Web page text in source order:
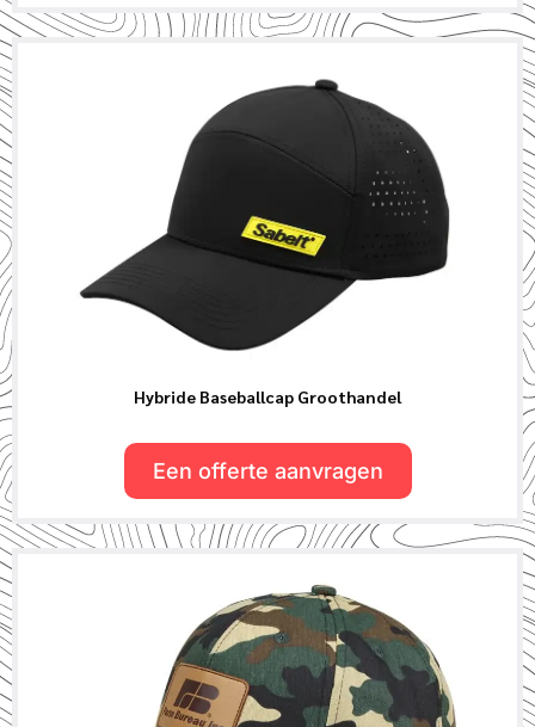
Hybride Baseballcap Groothandel
Een offerte aanvragen